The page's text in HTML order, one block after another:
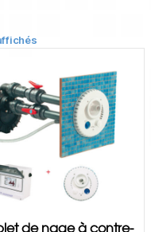
de nage à contre-